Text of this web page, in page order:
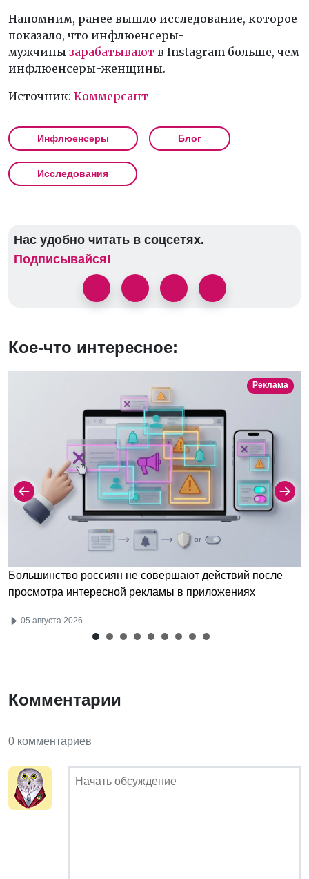
Напомним, ранее вышло исследование, которое
показало, что инфлюенсеры-
мужчины зарабатывают в Instagram больше, чем
инфлюенсеры-женщины.
Источник: Коммерсант
Инфлюенсеры Блог
Исследования
Нас удобно читать в соцсетях.
Подписывайся!
Кое-что интересное:
Реклама
Большинство россиян не совершают действий после
просмотра интересной рекламы в приложениях
05 августа 2026
Комментарии
0 комментариев